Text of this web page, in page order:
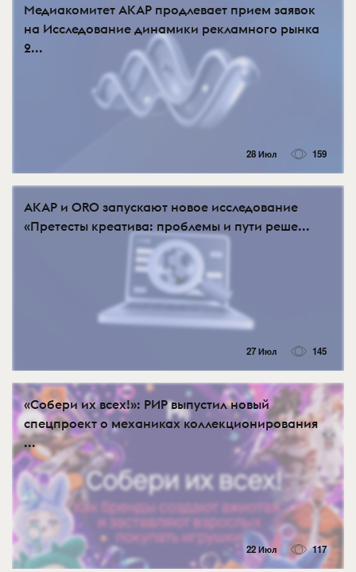
Медиакомитет АКАР продлевает прием заявок
на Исследование динамики рекламного рынка
2...
28 Июл 159
АКАР и ORO запускают новое исследование
«Претесты креатива: проблемы и пути реше...
27 Июл 145
«Собери их всех!»: РИР выпустил новый
спецпроект о механиках коллекционирования
...
22 Июл 117